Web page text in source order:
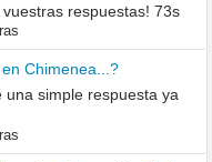
respuestas! 73s
Chimenea...?
simple respuesta ya